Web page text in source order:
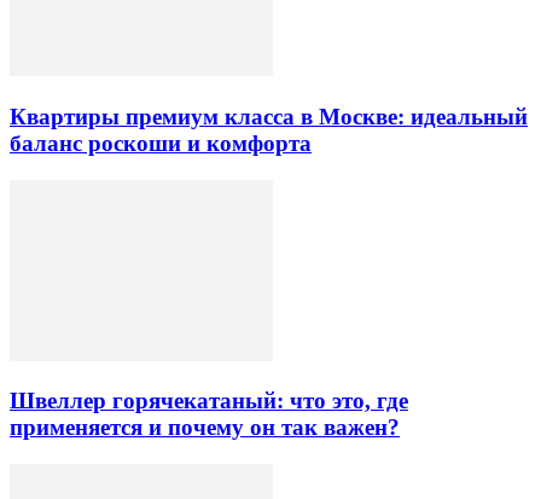
Квартиры премиум класса в Москве: идеальный
баланс роскоши и комфорта
Швеллер горячекатаный: что это, где
применяется и почему он так важен?